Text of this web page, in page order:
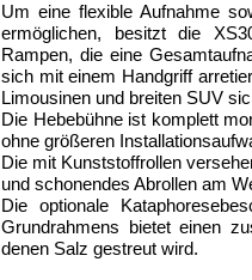
Um eine flexible Aufnahme
ermöglichen, besitzt die
Rampen, die eine
sich mit einem Handgriff
Limousinen und breiten SUV
Die Hebebühne ist komplett
ohne größeren
Die mit Kunststoffrollen
und schonendes Abrollen am
Die optionale
Grundrahmens bietet einen
denen Salz gestreut wird.